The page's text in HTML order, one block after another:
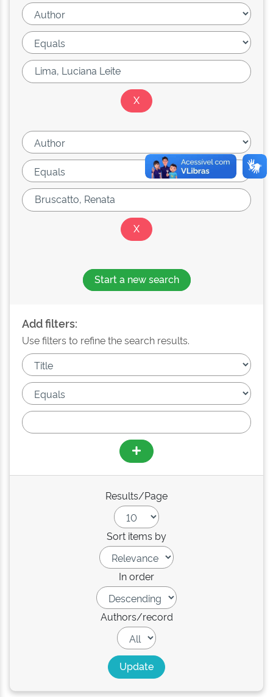
Start a new search
Add filters:
Use filters to refine the search results.
Results/Page
Sort items by
In order
Authors/record